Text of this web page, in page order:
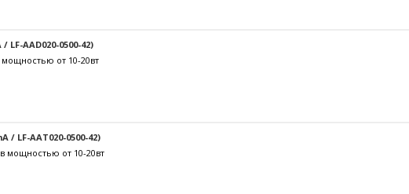
LF-AAD020-0500-42)
мощностью от 10-20вт
/ LF-AAT020-0500-42)
мощностью от 10-20вт